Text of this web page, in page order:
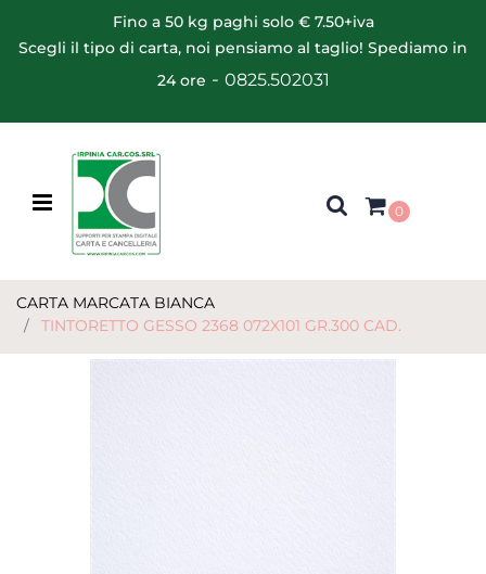
Fino a 50 kg paghi solo € 7.50+iva
Scegli il tipo di carta, noi pensiamo al taglio! Spediamo in
24 ore - 0825.502031
Open menu
0
CARTA MARCATA BIANCA
TINTORETTO GESSO 2368 072X101 GR.300 CAD.